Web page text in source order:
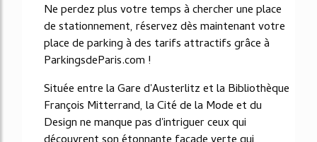
Ne perdez plus votre temps à chercher une place
de stationnement, réservez dès maintenant votre
place de parking à des tarifs attractifs grâce à
ParkingsdeParis.com !
Située entre la Gare d'Austerlitz et la Bibliothèque
François Mitterrand, la Cité de la Mode et du
Design ne manque pas d'intriguer ceux qui